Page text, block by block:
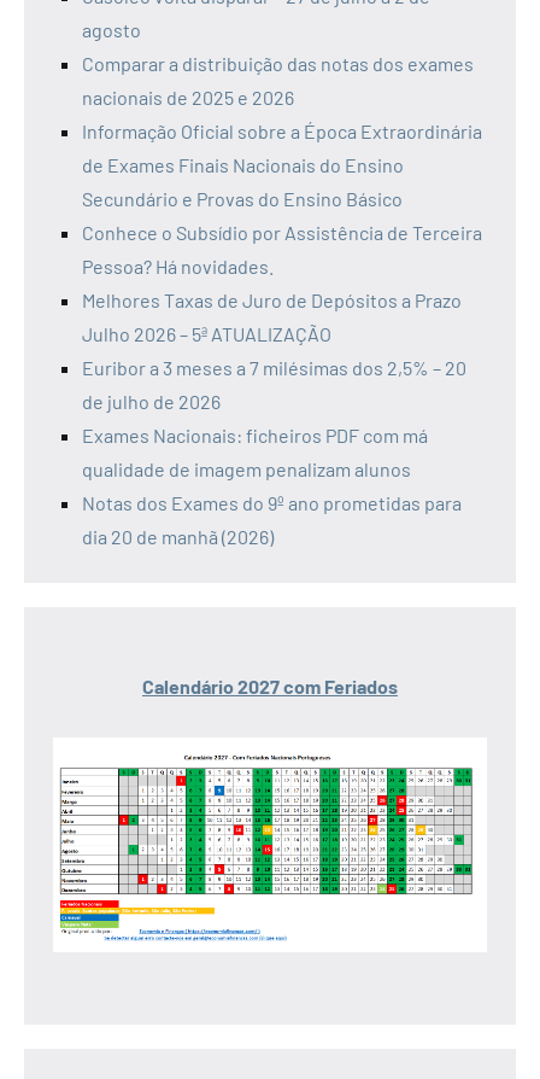
agosto
Comparar a distribuição das notas dos exames
nacionais de 2025 e 2026
Informação Oficial sobre a Época Extraordinária
de Exames Finais Nacionais do Ensino
Secundário e Provas do Ensino Básico
Conhece o Subsídio por Assistência de Terceira
Pessoa? Há novidades.
Melhores Taxas de Juro de Depósitos a Prazo
Julho 2026 – 5ª ATUALIZAÇÃO
Euribor a 3 meses a 7 milésimas dos 2,5% – 20
de julho de 2026
Exames Nacionais: ficheiros PDF com má
qualidade de imagem penalizam alunos
Notas dos Exames do 9º ano prometidas para
dia 20 de manhã (2026)
Calendário 2027 com Feriados